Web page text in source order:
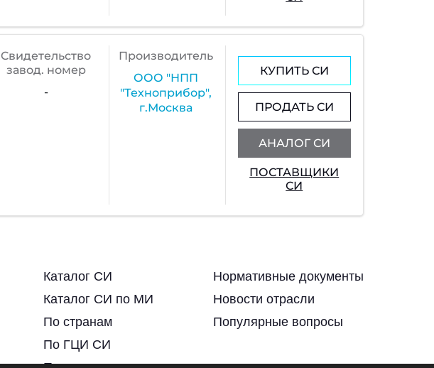
Cвидетельство
завод. номер
-
Производитель
ООО "НПП
"Техноприбор",
г.Москва
КУПИТЬ СИ
ПРОДАТЬ СИ
АНАЛОГ СИ
ПОСТАВЩИКИ
СИ
Каталог СИ
Каталог СИ по МИ
По странам
По ГЦИ СИ
Нормативные документы
Новости отрасли
Популярные вопросы